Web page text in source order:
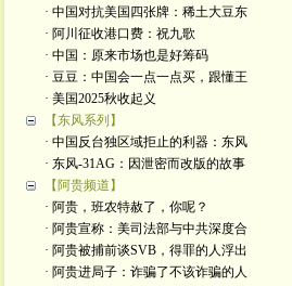
· 中国对抗美国四张牌：稀土大豆东
· 阿川征收港口费：祝九歌
· 中国：原来市场也是好筹码
· 豆豆：中国会一点一点买，跟懂王
· 美国2025秋收起义
【东风系列】
· 中国反台独区域拒止的利器：东风
· 东风-31AG：因泄密而改版的故事
【阿贵频道】
· 阿贵，班农特赦了，你呢？
· 阿贵宣称：美司法部与中共深度合
· 阿贵被捕前谈SVB，得罪的人浮出
· 阿贵进局子：诈骗了不该诈骗的人